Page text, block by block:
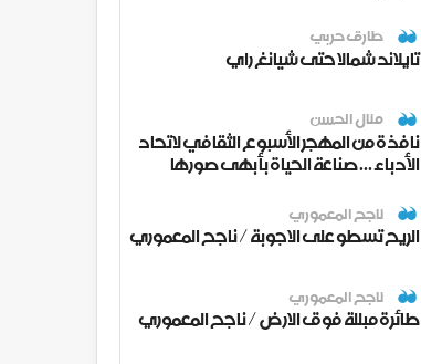
طارق حربي
تايلاند شمالا حتى شيانغ راي
منال الحسن
نافذة من المهجر الأسبوع الثقافي لاتحاد
الأدباء ... صناعة الحياة بأبهى صورها
ناجح المعموري
الريح تسطو على الاجوبة / ناجح المعموري
ناجح المعموري
طائرة مبللة فوق الارض / ناجح المعموري